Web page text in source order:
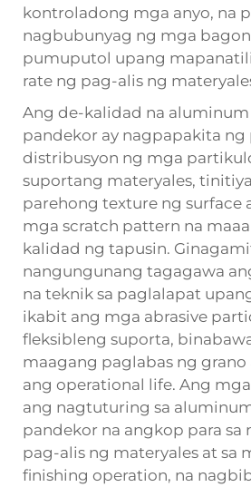
kontroladong mga anyo, na
nagbubunyag ng mga
pumuputol upang
rate ng pag-alis ng
Ang de-kalidad na
pandekor ay nagpapakita ng
distribusyon ng mga
suportang materyales,
parehong texture ng surface
mga scratch pattern na
kalidad ng tapusin.
nangungunang tagagawa
na teknik sa paglalapat
ikabit ang mga abrasive
fleksibleng suporta,
maagang paglabas ng
ang operational life. Ang
ang nagtuturing sa
pandekor na angkop para sa
pag-alis ng materyales at sa
finishing operation, na